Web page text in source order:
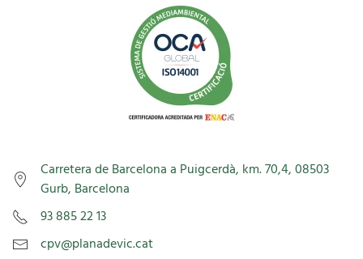
Carretera de Barcelona a Puigcerdà, km. 70,4, 08503
Gurb, Barcelona
93 885 22 13
cpv@planadevic.cat